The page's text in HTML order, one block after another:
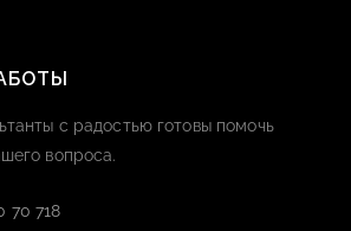
с радостью готовы помочь
вопроса.
70 718